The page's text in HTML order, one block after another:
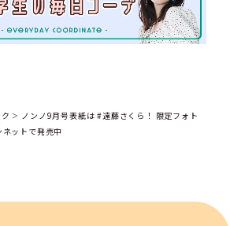
ノンノ9月号表紙は #遠藤さくら！ 限定フォト
ットで発売中